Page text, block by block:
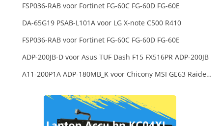
FSP036-RAB voor Fortinet FG-60C FG-60D FG-60E
DA-65G19 PSAB-L101A voor LG X-note C500 R410
FSP036-RAB voor Fortinet FG-60C FG-60D FG-60E
ADP-200JB-D voor Asus TUF Dash F15 FX516PR ADP-200JB
A11-200P1A ADP-180MB_K voor Chicony MSI GE63 Raider RGB 8RE-012US